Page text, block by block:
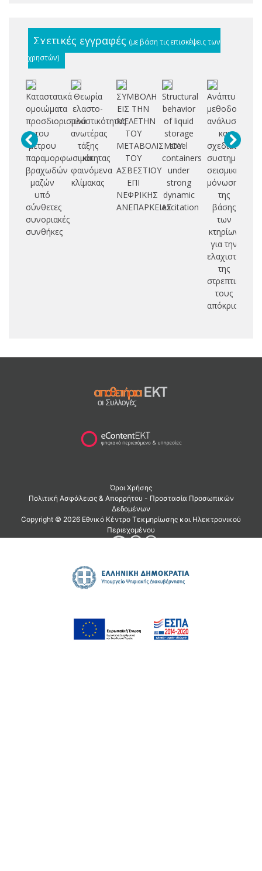
Σχετικές εγγραφές (με βάση τις επισκέψεις των
χρηστών)
Καταστατικά
ομοιώματα
προσδιορισμού
του
μέτρου
παραμορφωσιμότητας
βραχωδών
μαζών
υπό
σύνθετες
συνοριακές
συνθήκες
Θεωρία
ελαστο-
πλαστικότητας
ανωτέρας
τάξης
και
φαινόμενα
κλίμακας
ΣΥΜΒΟΛΗ
ΕΙΣ ΤΗΝ
ΜΕΛΕΤΗΝ
ΤΟΥ
ΜΕΤΑΒΟΛΙΣΜΟΥ
ΤΟΥ
ΑΣΒΕΣΤΙΟΥ
ΕΠΙ
ΝΕΦΡΙΚΗΣ
ΑΝΕΠΑΡΚΕΙΑΣ
Structural
behavior
of liquid
storage
steel
containers
under
strong
dynamic
excitation
Ανάπτυξη
ανάλυσης
και
σχεδιασμού
συστημάτων
σεισμικής
μόνωσης
της
βάσης
των
κτηρίων
για την
της
στρεπτικής
τους
απόκρισης.